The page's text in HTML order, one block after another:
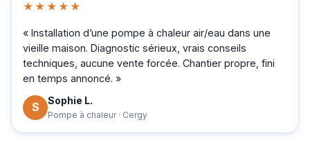
★★★★★
« Installation d’une pompe à chaleur air/eau dans une
vieille maison. Diagnostic sérieux, vrais conseils
techniques, aucune vente forcée. Chantier propre, fini
en temps annoncé. »
S Sophie L.
Pompe à chaleur · Cergy